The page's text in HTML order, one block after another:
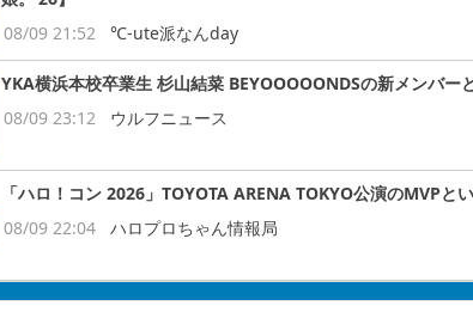
08/09 21:52
℃-ute派なんday
YKA横浜本校卒業生 杉山結菜 BEYOOOOONDSの新メンバー
08/09 23:12
ウルフニュース
「ハロ！コン 2026」TOYOTA ARENA TOKYO公演のMVPと
08/09 22:04
ハロプロちゃん情報局